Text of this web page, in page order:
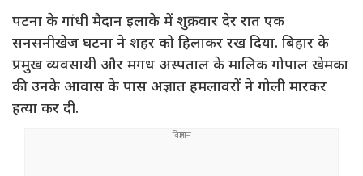
पटना के गांधी मैदान इलाके में शुक्रवार देर रात एक
सनसनीखेज घटना ने शहर को हिलाकर रख दिया. बिहार के
प्रमुख व्यवसायी और मगध अस्पताल के मालिक गोपाल खेमका
की उनके आवास के पास अज्ञात हमलावरों ने गोली मारकर
हत्या कर दी.